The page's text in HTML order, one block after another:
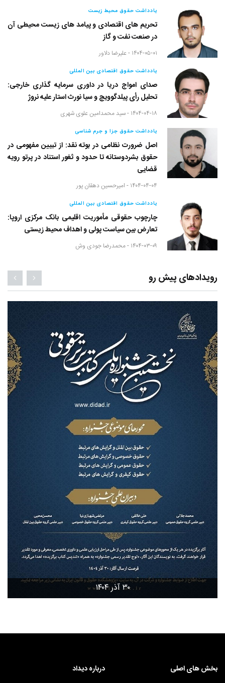
یادداشت حقوق محیط زیست
تحریم های اقتصادی و پیامد های زیست محیطی آن
در صنعت نفت و گاز
۱۴۰۴-۰۵-۰۱ - علیرضا دلاور
یادداشت حقوق اقتصادی بین المللی
صدای امواج دریا در داوری سرمایه گذاری خارجی:
تحلیل رأی پیلدگوویچ و سیا نورث استار علیه نروژ
۱۴۰۴-۰۴-۱۸ - سید محمدامین علوی شهری
یادداشت حقوق جزا و جرم شناسی
اصل ضرورت نظامی در بوته نقد: از تبیین مفهومی در
حقوق بشردوستانه تا حدود و ثغور استناد در پرتو رویه
قضایی
۱۴۰۴-۰۴-۰۴ - امیرحسین دهقان پور
یادداشت حقوق اقتصادی بین المللی
چارچوب حقوقی مأموریت اقلیمی بانک مرکزی اروپا:
تعارض بین سیاست پولی و اهداف محیط زیستی
۱۴۰۴-۰۳-۰۹ - محمدرضا جودی وش
رویدادهای پیش رو
۳۰ آذر ۱۴۰۴
بخش های اصلی درباره دیداد